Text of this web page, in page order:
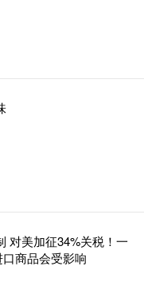
对美加征34%关税！一
商品会受影响